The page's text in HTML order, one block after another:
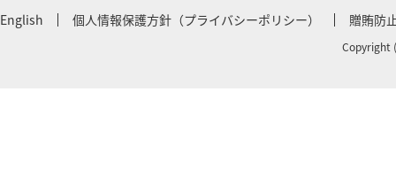
English 個人情報保護方針（プライバシーポリシー） 贈賄防
Copyright